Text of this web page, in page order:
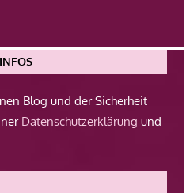
Blog und der Sicherheit
Datenschutzerklärung und